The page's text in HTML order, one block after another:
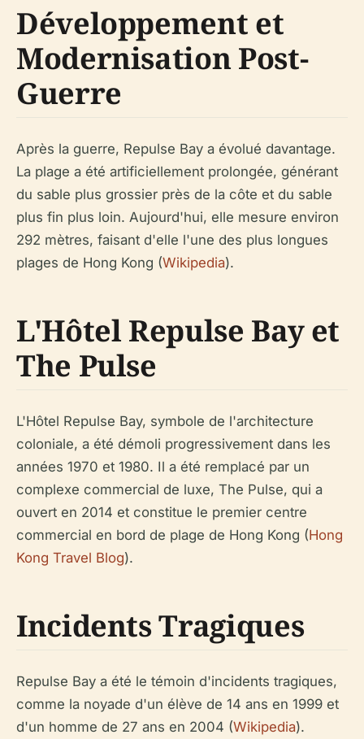
Développement et
Modernisation Post-
Guerre
Après la guerre, Repulse Bay a évolué davantage.
La plage a été artificiellement prolongée, générant
du sable plus grossier près de la côte et du sable
plus fin plus loin. Aujourd'hui, elle mesure environ
292 mètres, faisant d'elle l'une des plus longues
plages de Hong Kong (Wikipedia).
L'Hôtel Repulse Bay et
The Pulse
L'Hôtel Repulse Bay, symbole de l'architecture
coloniale, a été démoli progressivement dans les
années 1970 et 1980. Il a été remplacé par un
complexe commercial de luxe, The Pulse, qui a
ouvert en 2014 et constitue le premier centre
commercial en bord de plage de Hong Kong (Hong
Kong Travel Blog).
Incidents Tragiques
Repulse Bay a été le témoin d'incidents tragiques,
comme la noyade d'un élève de 14 ans en 1999 et
d'un homme de 27 ans en 2004 (Wikipedia).